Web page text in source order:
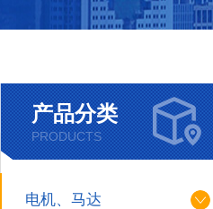
产品分类
PRODUCTS
电机、马达